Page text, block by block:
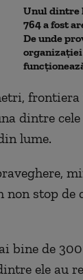
Unul
764 a fost
De unde
dintre
lume.
non stop
bine de
ele au